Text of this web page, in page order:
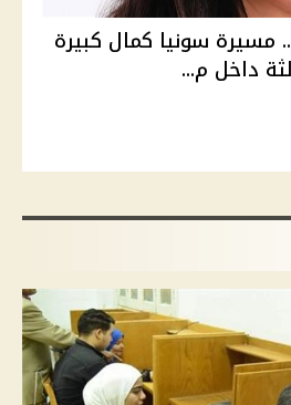
مسيرة سونيا كمال كبيرة
داخل م...